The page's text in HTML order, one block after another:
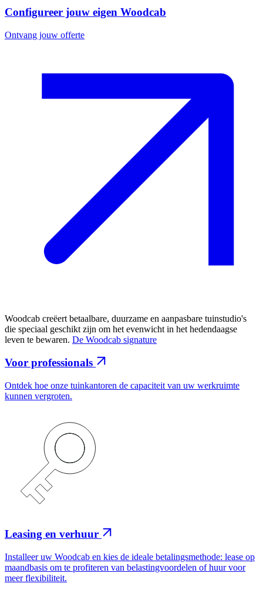
Configureer jouw eigen Woodcab
Ontvang jouw offerte
Woodcab creëert betaalbare, duurzame en aanpasbare tuinstudio's
die speciaal geschikt zijn om het evenwicht in het hedendaagse
leven te bewaren. De Woodcab signature
Voor professionals
Ontdek hoe onze tuinkantoren de capaciteit van uw werkruimte
kunnen vergroten.
Leasing en verhuur
Installeer uw Woodcab en kies de ideale betalingsmethode: lease op
maandbasis om te profiteren van belastingvoordelen of huur voor
meer flexibiliteit.